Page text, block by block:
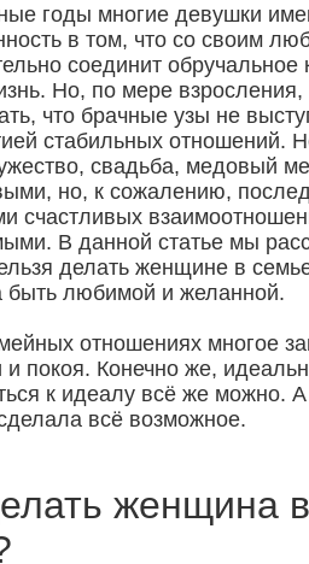
годы многие девушки
в том, что со своим
соединит обручальное
Но, по мере
что брачные узы не
стабильных отношений.
свадьба, медовый
но, к сожалению,
счастливых
В данной статье мы
делать женщине в
быть любимой и желанной.
отношениях многое
покоя. Конечно же,
к идеалу всё же можно.
всё возможное.
женщина в